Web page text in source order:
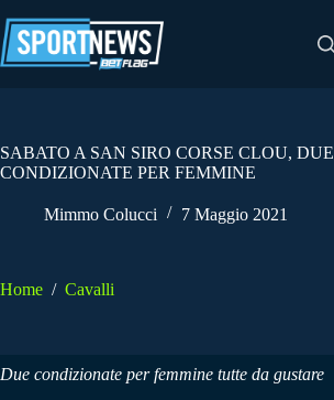
al
contenuto
SABATO A SAN SIRO CORSE CLOU, DUE
CONDIZIONATE PER FEMMINE
Mimmo Colucci 7 Maggio 2021
Home / Cavalli
Due condizionate per femmine tutte da gustare